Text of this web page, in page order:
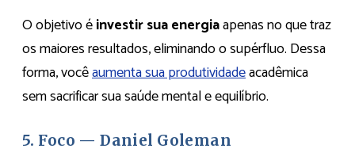
O objetivo éinvestir sua energiaapenas no que traz
os maiores resultados, eliminando o supérfluo. Dessa
forma, vocêaumenta sua produtividadeacadêmica
sem sacrificar sua saúde mental e equilíbrio.
5. Foco — Daniel Goleman